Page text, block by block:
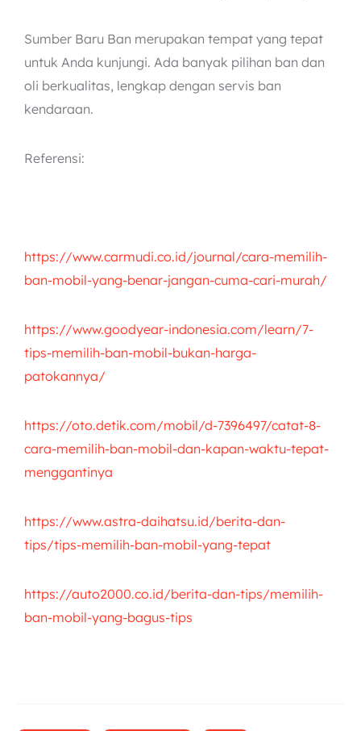
Sumber Baru Ban merupakan tempat yang tepat
untuk Anda kunjungi. Ada banyak pilihan ban dan
oli berkualitas, lengkap dengan servis ban
kendaraan.
Referensi:
https://www.carmudi.co.id/journal/cara-memilih-
ban-mobil-yang-benar-jangan-cuma-cari-murah/
https://www.goodyear-indonesia.com/learn/7-
tips-memilih-ban-mobil-bukan-harga-
patokannya/
https://oto.detik.com/mobil/d-7396497/catat-8-
cara-memilih-ban-mobil-dan-kapan-waktu-tepat-
menggantinya
https://www.astra-daihatsu.id/berita-dan-
tips/tips-memilih-ban-mobil-yang-tepat
https://auto2000.co.id/berita-dan-tips/memilih-
ban-mobil-yang-bagus-tips